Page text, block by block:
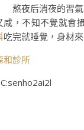
夜后消夜的習氣，
咸，不知不覺就會
吃完就睡覺，身材
和診所